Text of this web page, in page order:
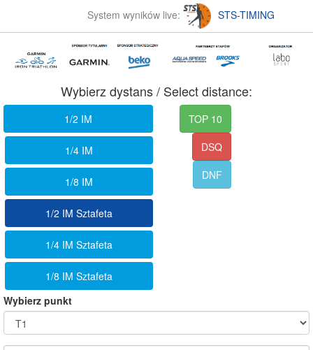
System wyników live: STS-TIMING
Wybierz dystans / Select distance:
1/2 IM
1/4 IM
1/8 IM
1/2 IM Sztafeta
1/4 IM Sztafeta
1/8 IM Sztafeta
TOP 10
DSQ
DNF
Wybierz punkt